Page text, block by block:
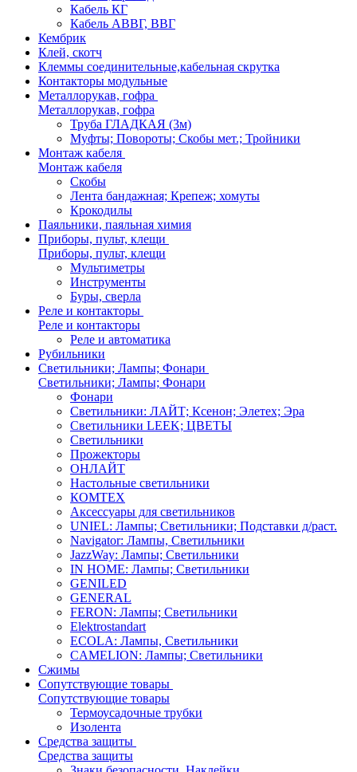
Кабель КГ
Кабель АВВГ, ВВГ
Кембрик
Клей, скотч
Клеммы соединительные,кабельная скрутка
Контакторы модульные
Металлорукав, гофра
Металлорукав, гофра
Труба ГЛАДКАЯ (3м)
Муфты; Повороты; Скобы мет.; Тройники
Монтаж кабеля
Монтаж кабеля
Скобы
Лента бандажная; Крепеж; хомуты
Крокодилы
Паяльники, паяльная химия
Приборы, пульт, клещи
Приборы, пульт, клещи
Мультиметры
Инструменты
Буры, сверла
Реле и контакторы
Реле и контакторы
Реле и автоматика
Рубильники
Светильники; Лампы; Фонари
Светильники; Лампы; Фонари
Фонари
Светильники: ЛАЙТ; Ксенон; Элетех; Эра
Светильники LEEK; ЦВЕТЫ
Светильники
Прожекторы
ОНЛАЙТ
Настольные светильники
КОМТЕХ
Аксессуары для светильников
UNIEL: Лампы; Светильники; Подставки д/раст.
Navigator: Лампы, Светильники
JazzWay: Лампы; Светильники
IN HOME: Лампы; Светильники
GENILED
GENERAL
FERON: Лампы; Светильники
Elektrostandart
ECOLA: Лампы, Светильники
CAMELION: Лампы; Светильники
Сжимы
Сопутствующие товары
Сопутствующие товары
Термоусадочные трубки
Изолента
Средства защиты
Средства защиты